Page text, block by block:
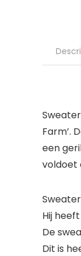
Farm’.
een
voldoet
Hij
De
Dit is